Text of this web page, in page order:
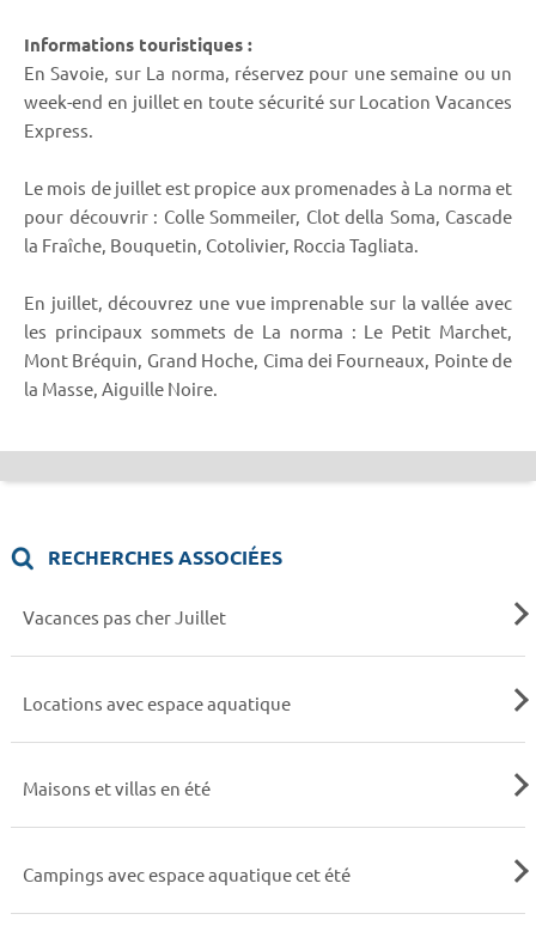
Informations touristiques :
En Savoie, sur La norma, réservez pour une semaine ou un
week-end en juillet en toute sécurité sur Location Vacances
Express.
Le mois de juillet est propice aux promenades à La norma et
pour découvrir : Colle Sommeiler, Clot della Soma, Cascade
la Fraîche, Bouquetin, Cotolivier, Roccia Tagliata.
En juillet, découvrez une vue imprenable sur la vallée avec
les principaux sommets de La norma : Le Petit Marchet,
Mont Bréquin, Grand Hoche, Cima dei Fourneaux, Pointe de
la Masse, Aiguille Noire.
RECHERCHES ASSOCIÉES
Vacances pas cher Juillet
Locations avec espace aquatique
Maisons et villas en été
Campings avec espace aquatique cet été